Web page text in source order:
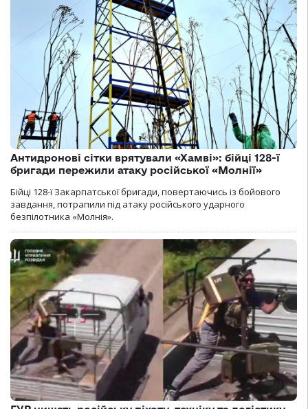
Антидронові сітки врятували «Хамві»: бійці 128-ї
бригади пережили атаку російської «Молнії»
Бійці 128-ї Закарпатської бригади, повертаючись із бойового
завдання, потрапили під атаку російського ударного
безпілотника «Молнія».